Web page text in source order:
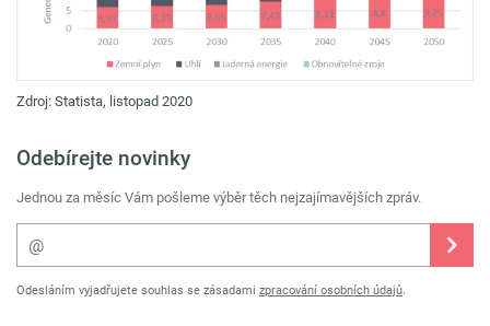
Zdroj: Statista, listopad 2020
Odebírejte novinky
Jednou za měsíc Vám pošleme výběr těch nejzajímavějších zpráv.
Odesláním vyjadřujete souhlas se zásadami zpracování osobních údajů.